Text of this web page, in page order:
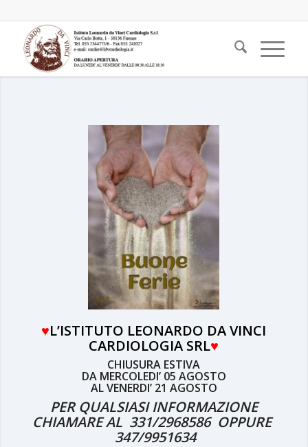
♥L’ISTITUTO LEONARDO DA VINCI
CARDIOLOGIA SRL♥
CHIUSURA ESTIVA
DA MERCOLEDI’ 05 AGOSTO
AL VENERDI’ 21 AGOSTO
PER QUALSIASI INFORMAZIONE
CHIAMARE AL 331/2968586 OPPURE
347/9951634